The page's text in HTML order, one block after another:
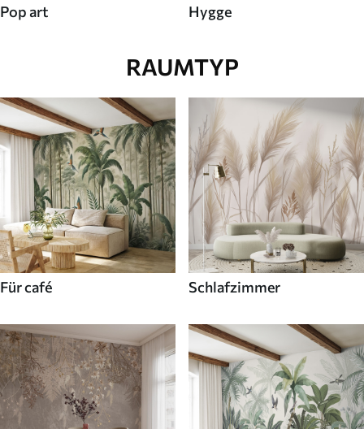
Pop art Hygge
RAUMTYP
Für café Schlafzimmer